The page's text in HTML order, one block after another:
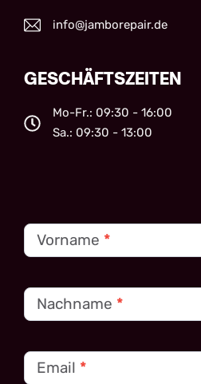
info@jamborepair.de
GESCHÄFTSZEITEN
Mo-Fr.: 09:30 - 16:00
Sa.: 09:30 - 13:00
Kontakt
Vorname *
Nachname *
Email *